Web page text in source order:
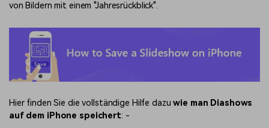
von Bildern mit einem "Jahresrückblick".
Hier finden Sie die vollständige Hilfe dazu wie man Diashows
auf dem iPhone speichert: -